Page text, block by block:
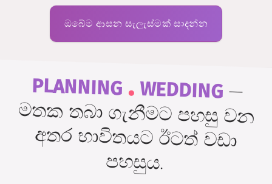
ඔබේම ආසන සැලැස්මක් සාදන්න
PLANNING . WEDDING—
මතක තබා ගැනීමට පහසු වන
අතර භාවිතයට ඊටත් වඩා
පහසුය.